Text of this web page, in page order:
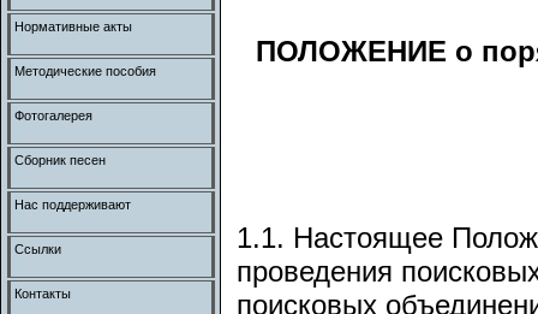
ПОЛОЖЕНИЕ о
1.1. Настоящее
проведения
поисковых
Нормативные акты
Методические пособия
Фотогалерея
Сборник песен
Нас поддерживают
Ссылки
Контакты